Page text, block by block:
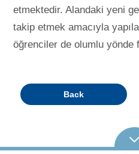
etmektedir. Alandaki yeni
takip etmek amacıyla
öğrenciler de olumlu yönde
Back